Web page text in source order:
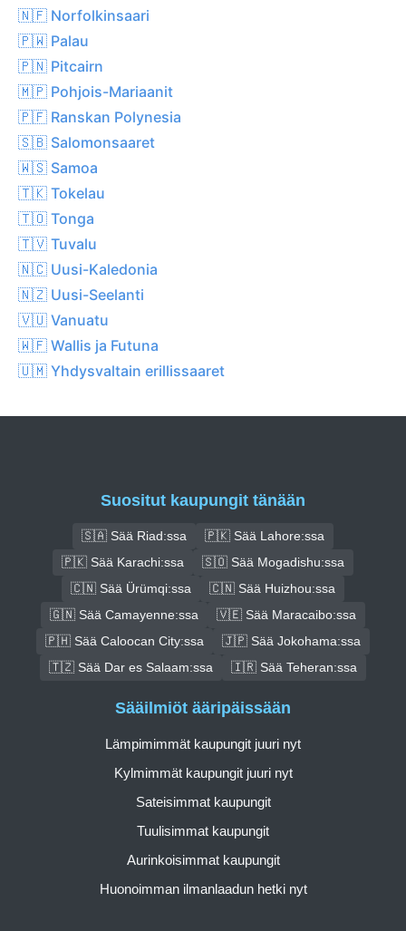
🇳🇫 Norfolkinsaari
🇵🇼 Palau
🇵🇳 Pitcairn
🇲🇵 Pohjois-Mariaanit
🇵🇫 Ranskan Polynesia
🇸🇧 Salomonsaaret
🇼🇸 Samoa
🇹🇰 Tokelau
🇹🇴 Tonga
🇹🇻 Tuvalu
🇳🇨 Uusi-Kaledonia
🇳🇿 Uusi-Seelanti
🇻🇺 Vanuatu
🇼🇫 Wallis ja Futuna
🇺🇲 Yhdysvaltain erillissaaret
Suositut kaupungit tänään
🇸🇦 Sää Riad:ssa
🇵🇰 Sää Lahore:ssa
🇵🇰 Sää Karachi:ssa
🇸🇴 Sää Mogadishu:ssa
🇨🇳 Sää Ürümqi:ssa
🇨🇳 Sää Huizhou:ssa
🇬🇳 Sää Camayenne:ssa
🇻🇪 Sää Maracaibo:ssa
🇵🇭 Sää Caloocan City:ssa
🇯🇵 Sää Jokohama:ssa
🇹🇿 Sää Dar es Salaam:ssa
🇮🇷 Sää Teheran:ssa
Sääilmiöt ääripäissään
Lämpimimmät kaupungit juuri nyt
Kylmimmät kaupungit juuri nyt
Sateisimmat kaupungit
Tuulisimmat kaupungit
Aurinkoisimmat kaupungit
Huonoimman ilmanlaadun hetki nyt